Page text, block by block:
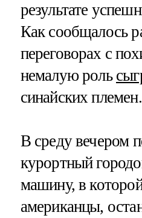
результате
Как сообщалось
переговорах с
немалую роль
синайских племен.
В среду вечером
курортный
машину, в
американцы,